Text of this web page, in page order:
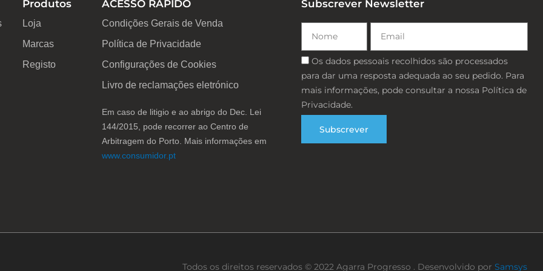
Produtos
Loja
Marcas
Registo
ACESSO RÁPIDO
Condições Gerais de Venda
Política de Privacidade
Configurações de Cookies
Livro de reclamações eletrónico
Em caso de litigio e ao abrigo do Dec. Lei
144/2015, pode recorrer ao Centro de
Arbitragem do Porto. Mais informações em
www.consumidor.pt
Subscrever Newsletter
Consentimento
Os dados pessoais recolhidos são processados ​​
para dar uma resposta adequada ao seu pedido. Para
mais informações, pode consultar a nossa Política de
Privacidade.
Subscrever
Todos os direitos reservados © 2022 Agarra Progresso . Desenvolvido por Samsys